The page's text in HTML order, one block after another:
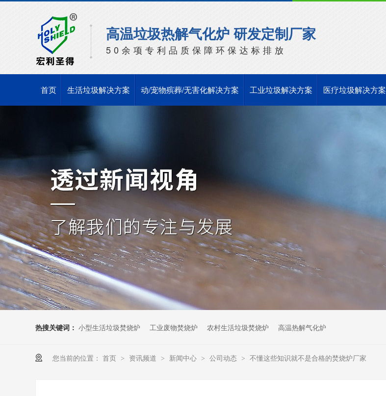
高温垃圾热解气化炉 研发定制厂家
50余项专利品质保障环保达标排放
首页 生活垃圾解决方案 动/宠物殡葬/无害化解决方案 工业垃圾解决方案 医疗垃圾解决方案
热搜关键词： 小型生活垃圾焚烧炉 工业废物焚烧炉 农村生活垃圾焚烧炉 高温热解气化炉
您当前的位置： 首页 > 资讯频道 > 新闻中心 > 公司动态 > 不懂这些知识就不是合格的焚烧炉厂家